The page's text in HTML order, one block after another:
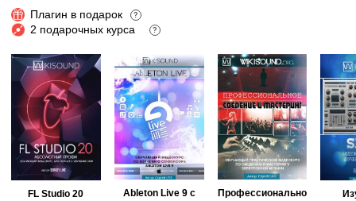
Плагин в подарок ?
2 подарочных курса ?
FL Studio 20
Ableton Live 9 с
Профессионально